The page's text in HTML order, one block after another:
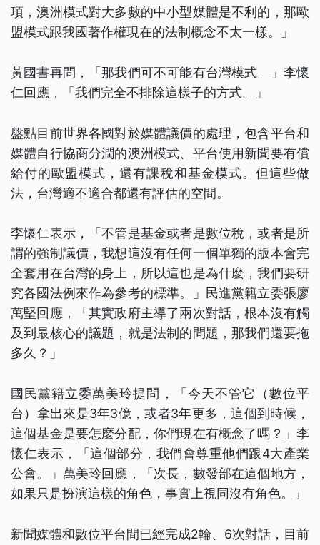
項，澳洲模式對大多數的中小型媒體是不利的，那歐
盟模式跟我國著作權現在的法制概念不太一樣。」
黃國書再問，「那我們可不可能有台灣模式。」李懷
仁回應，「我們完全不排除這樣子的方式。」
盤點目前世界各國對於媒體議價的處理，包含平台和
媒體自行協商分潤的澳洲模式、平台使用新聞要有償
給付的歐盟模式，還有課稅和基金模式。但這些做
法，台灣適不適合都還有評估的空間。
李懷仁表示，「不管是基金或者是數位稅，或者是所
謂的強制議價，我想這沒有任何一個單獨的版本會完
全套用在台灣的身上，所以這也是為什麼，我們要研
究各國法例來作為參考的標準。」民進黨籍立委張廖
萬堅回應，「其實政府主導了兩次對話，根本沒有觸
及到最核心的議題，就是法制的問題，那我們還要拖
多久？」
國民黨籍立委萬美玲提問，「今天不管它（數位平
台）拿出來是3年3億，或者3年更多，這個到時候，
這個基金是要怎麼分配，你們現在有概念了嗎？」李
懷仁表示，「這個部分，我們會尊重他們跟4大產業
公會。」萬美玲回應，「次長，數發部在這個地方，
如果只是扮演這樣的角色，事實上視同沒有角色。」
新聞媒體和數位平台間已經完成2輪、6次對話，目前